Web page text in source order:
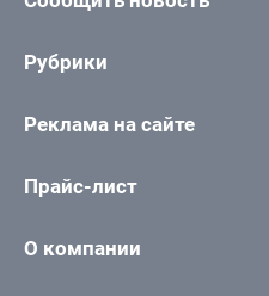
Рубрики
Реклама на сайте
Прайс-лист
О компании